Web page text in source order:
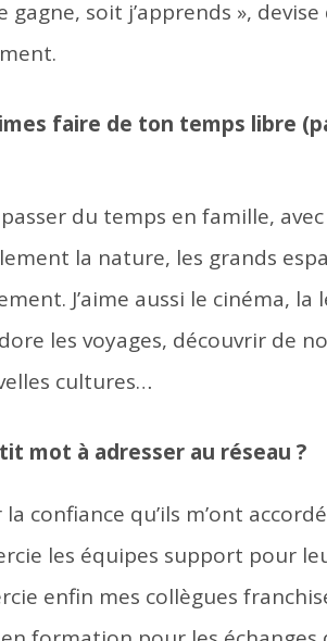
gagne, soit j’apprends »,
faire de ton temps libre
passer du temps en famille,
la nature, les grands
J’aime aussi le cinéma,
les voyages, découvrir de
cultures…
mot à adresser au réseau ?
confiance qu’ils m’ont
les équipes support pour
enfin mes collègues